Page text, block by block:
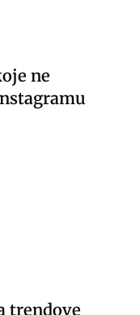
ne
trendove